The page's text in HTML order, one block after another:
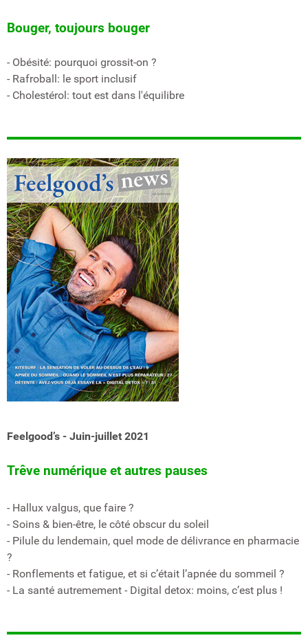
Bouger, toujours bouger
- Obésité: pourquoi grossit-on ?
- Rafroball: le sport inclusif
- Cholestérol: tout est dans l'équilibre
Feelgood’s - Juin-juillet 2021
Trêve numérique et autres pauses
- Hallux valgus, que faire ?
- Soins & bien-être, le côté obscur du soleil
- Pilule du lendemain, quel mode de délivrance en pharmacie
?
- Ronflements et fatigue, et si c’était l’apnée du sommeil ?
- La santé autremement - Digital detox: moins, c’est plus !